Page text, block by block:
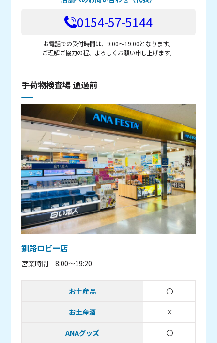
0154-57-5144
お電話での受付時間は、9:00～19:00となります。
ご理解ご協力の程、よろしくお願い申し上げます。
手荷物検査場 通過前
釧路ロビー店
営業時間 8:00～19:20
お土産品 〇
取り扱いあり
お土産酒
×取り扱い無し
ANAグッズ
〇
取り扱いあり